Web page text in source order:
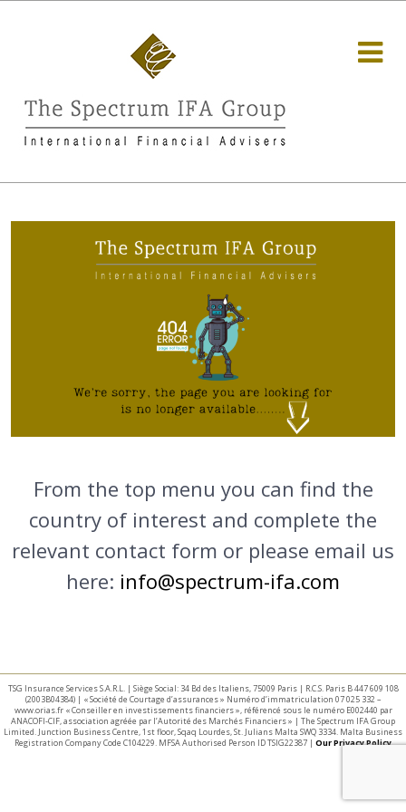
From the top menu you can find the
country of interest and complete the
relevant contact form or please email us
here: info@spectrum-ifa.com
TSG Insurance Services S.A.R.L. | Siège Social: 34 Bd des Italiens, 75009 Paris | R.C.S. Paris B 447 609 108
(2003B04384) | « Société de Courtage d’assurances » Numéro d’immatriculation 07 025 332 –
www.orias.fr « Conseiller en investissements financiers », référencé sous le numéro E002440 par
ANACOFI-CIF, association agréée par l’Autorité des Marchés Financiers » | The Spectrum IFA Group
Limited. Junction Business Centre, 1st floor, Sqaq Lourdes, St. Julians Malta SWQ 3334. Malta Business
Registration Company Code C104229. MFSA Authorised Person ID TSIG22387 | Our Privacy Policy